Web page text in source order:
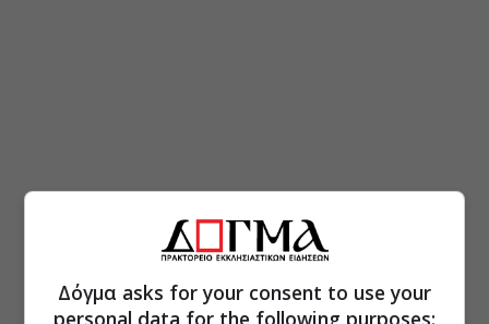
Δόγμα asks for your consent to use your
personal data for the following purposes: